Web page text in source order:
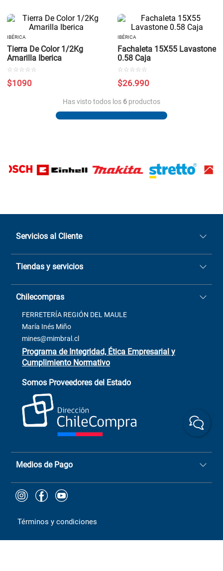
IBÉRICA
Tierra De Color 1/2Kg
Amarilla Iberica
☆ ☆ ☆ ☆ ☆
$1090
IBÉRICA
Fachaleta 15X55 Lavastone
0.58 Caja
☆ ☆ ☆ ☆ ☆
$26.990
Has visto todos los 6 productos
Servicios al Cliente
Quiénes somos
Sucursales
Términos y condiciones
Contacto
Venta Terreno
Trabaja con Nosotros
+56 9 6779 0465
+(73) 256
ChileCompras
+56 9 9888 9549
Tiendas y servicios
Casa Matriz: Avenida Chorrillos
2137 San Javier, Fono (73)
Chilecompras
FERRETERÍA REGIÓN DEL MAULE
María Inés Miño
mines@mimbral.cl
Programa de Integridad, Ética Empresarial y
Cumplimiento Normativo
Somos Proveedores del Estado
Medios de Pago
Términos y condiciones